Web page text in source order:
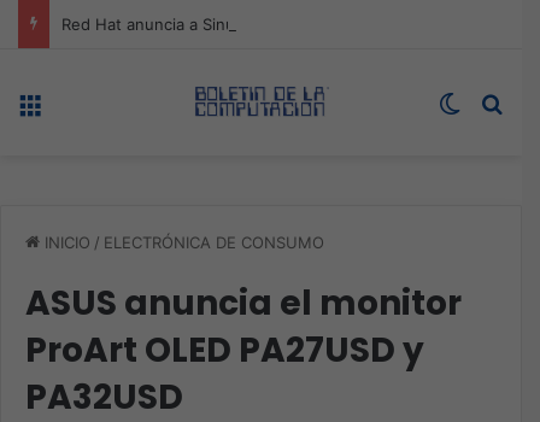
Switch
INICIO / ELECTRÓNICA DE CONSUMO
ASUS anuncia el monitor
ProArt OLED PA27USD y
PA32USD